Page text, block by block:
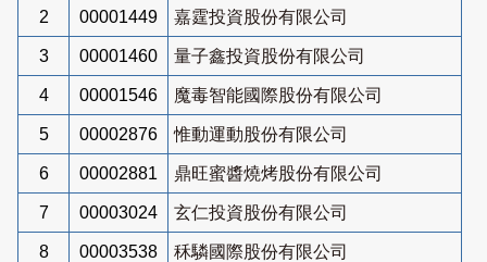
2 00001449 嘉霆投資股份有限公司
3 00001460 量子鑫投資股份有限公司
4 00001546 魔毒智能國際股份有限公司
5 00002876 惟動運動股份有限公司
6 00002881 鼎旺蜜醬燒烤股份有限公司
7 00003024 玄仁投資股份有限公司
8 00003538 秝驎國際股份有限公司